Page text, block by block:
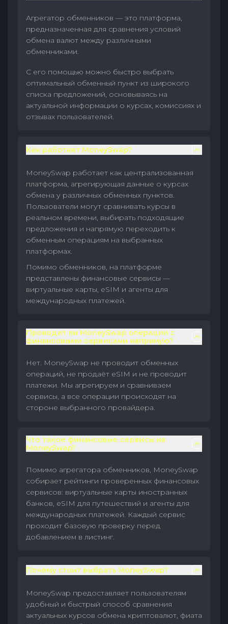
Агрегатор обменников — это платформа,
предназначенная для сравнения условий
обмена валют между различными
обменниками.
С его помощью можно быстро выбрать
оптимальный обменный пункт из широкого
списка предложений, основываясь на
актуальной информации о курсах, комиссиях и
отзывах пользователей.
Как работает MoneySwap?
MoneySwap работает как централизованная
платформа, агрегирующая данные о курсах
обмена у различных обменных пунктов.
Пользователи могут сравнивать курсы в
реальном времени, выбирать подходящие
предложения и напрямую переходить к
обменным операциям на выбранных
платформах.
Помимо обменников, на платформе
представлены финансовые сервисы —
виртуальные карты, eSIM и агенты для
международных платежей.
Проводит ли MoneySwap операции с
финансовыми сервисами напрямую?
Нет. MoneySwap не проводит обменных
операций, не продаёт eSIM и не проводит
платежи. Мы агрегируем и сравниваем
сервисы, а все операции происходят на
стороне выбранного провайдера.
Что такое финансовые сервисы на
MoneySwap?
Помимо агрегатора обменников, MoneySwap
собирает рейтинги проверенных финансовых
сервисов: виртуальные карты иностранных
банков, eSIM для путешествий и агенты для
международных платежей. Каждый сервис
проходит базовую проверку перед
добавлением в листинг.
Почему стоит выбрать MoneySwap?
MoneySwap предоставляет пользователям
удобный и быстрый способ сравнения
актуальных курсов обмена криптовалют, фиата